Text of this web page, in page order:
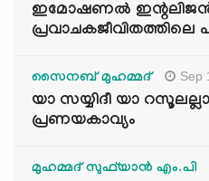
ഇമോഷണൽ
പ്രവാചകജീവിതത്തിലെ
സൈനബ് മുഹമ്മദ് Sep
യാ സയ്യിദീ യാ
പ്രണയകാവ്യം
മുഹമ്മദ് സുഫ്‌യാൻ എം.പി